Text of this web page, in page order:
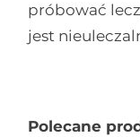
próbować
jest
Polecane